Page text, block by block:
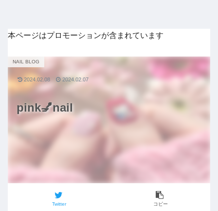
本ページはプロモーションが含まれています
pink💅nail
NAIL BLOG
Twitter コピー
2024.02.08 2024.02.07